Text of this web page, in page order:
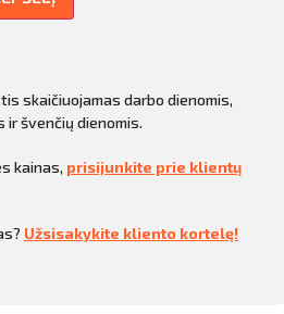
skaičiuojamas darbo dienomis,
ir švenčių dienomis.
kainas, prisijunkite prie klientų
Užsisakykite kliento kortelę!